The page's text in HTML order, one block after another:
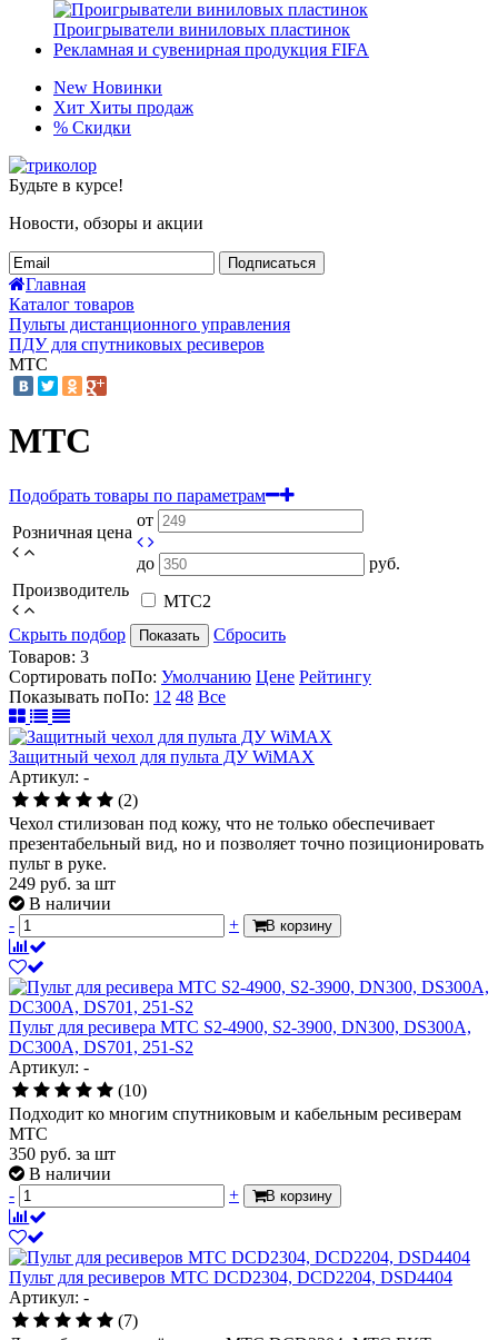
Проигрыватели виниловых пластинок
Рекламная и сувенирная продукция FIFA
New Новинки
Хит Хиты продаж
% Скидки
Будьте в курсе!
Новости, обзоры и акции
Подписаться
Главная
Каталог товаров
Пульты дистанционного управления
ПДУ для спутниковых ресиверов
МТС
МТС
Подобрать товары по параметрам
Розничная цена
от
до
руб.
Производитель
МТС2
Скрыть подбор
Показать
Сбросить
Товаров: 3
Сортировать поПо: Умолчанию Цене Рейтингу
Показывать поПо: 12 48 Все
Защитный чехол для пульта ДУ WiMAX
Артикул: -
(2)
Чехол стилизован под кожу, что не только обеспечивает
презентабельный вид, но и позволяет точно позиционировать
пульт в руке.
249 руб. за шт
В наличии
-
+ В корзину
Пульт для ресивера МТС S2-4900, S2-3900, DN300, DS300A,
DC300A, DS701, 251-S2
Артикул: -
(10)
Подходит ко многим спутниковым и кабельным ресиверам
МТС
350 руб. за шт
В наличии
-
+ В корзину
Пульт для ресиверов МТС DCD2304, DCD2204, DSD4404
Артикул: -
(7)